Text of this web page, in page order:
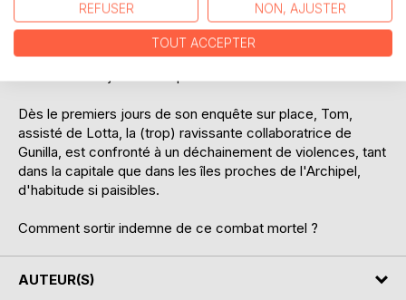
Son mari, Björn, séparé d'elle depuis peu, est l'objet de
soupçons dans toute la ville.Il s'adjoint d'urgence les
services du sympathique détective français Tom Randal,
Dès le premiers jours de son enquête sur place, Tom,
assisté de Lotta, la (trop) ravissante collaboratrice de
Gunilla, est confronté à un déchainement de violences, tant
dans la capitale que dans les îles proches de l'Archipel,
d'habitude si paisibles.
Comment sortir indemne de ce combat mortel ?
AUTEUR(S)
REFUSER NON, AJUSTER
TOUT ACCEPTER